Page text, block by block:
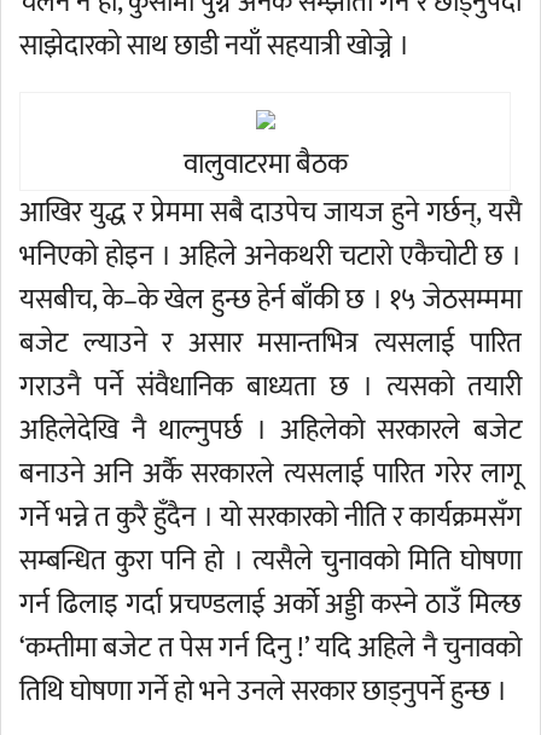
साझेदारको साथ छाडी नयाँ सहयात्री खोज्ने ।
वालुवाटरमा बैठक
आखिर युद्ध र प्रेममा सबै दाउपेच जायज हुने गर्छन्, यसै
भनिएको होइन । अहिले अनेकथरी चटारो एकैचोटी छ ।
यसबीच, के–के खेल हुन्छ हेर्न बाँकी छ । १५ जेठसम्ममा
बजेट ल्याउने र असार मसान्तभित्र त्यसलाई पारित
गराउनै पर्ने संवैधानिक बाध्यता छ । त्यसको तयारी
अहिलेदेखि नै थाल्नुपर्छ । अहिलेको सरकारले बजेट
बनाउने अनि अर्कै सरकारले त्यसलाई पारित गरेर लागू
गर्ने भन्ने त कुरै हुँदैन । यो सरकारको नीति र कार्यक्रमसँग
सम्बन्धित कुरा पनि हो । त्यसैले चुनावको मिति घोषणा
गर्न ढिलाइ गर्दा प्रचण्डलाई अर्को अड्डी कस्ने ठाउँ मिल्छ
‘कम्तीमा बजेट त पेस गर्न दिनु !’ यदि अहिले नै चुनावको
तिथि घोषणा गर्ने हो भने उनले सरकार छाड्नुपर्ने हुन्छ ।